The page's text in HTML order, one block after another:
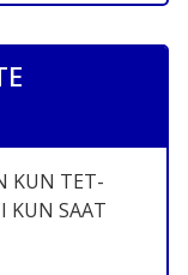
KUN TET-
KUN SAAT